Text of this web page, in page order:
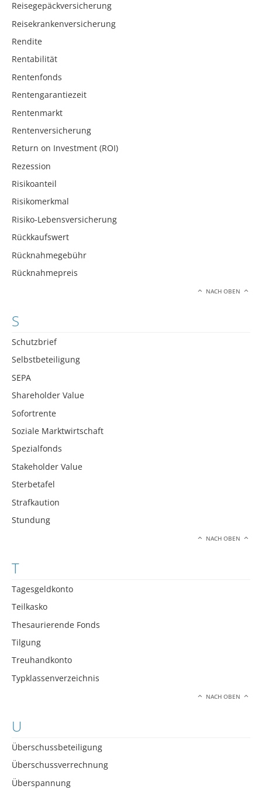
Reisegepäckversicherung
Reisekrankenversicherung
Rendite
Rentabilität
Rentenfonds
Rentengarantiezeit
Rentenmarkt
Rentenversicherung
Return on Investment (ROI)
Rezession
Risikoanteil
Risikomerkmal
Risiko-Lebensversicherung
Rückkaufswert
Rücknahmegebühr
Rücknahmepreis
NACH OBEN
S
Schutzbrief
Selbstbeteiligung
SEPA
Shareholder Value
Sofortrente
Soziale Marktwirtschaft
Spezialfonds
Stakeholder Value
Sterbetafel
Strafkaution
Stundung
NACH OBEN
T
Tagesgeldkonto
Teilkasko
Thesaurierende Fonds
Tilgung
Treuhandkonto
Typklassenverzeichnis
NACH OBEN
U
Überschussbeteiligung
Überschussverrechnung
Überspannung